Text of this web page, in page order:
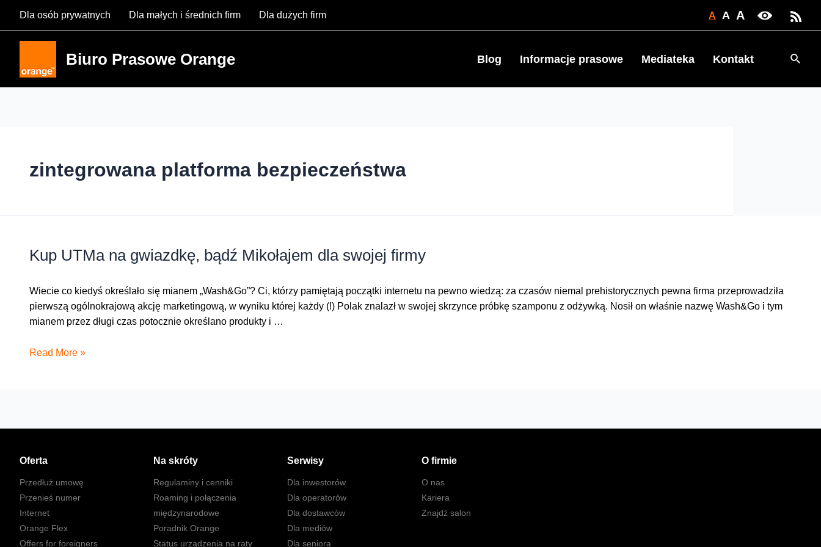
Dla osób prywatnych Dla małych i średnich firm Dla dużych firm A A A
Biuro Prasowe Orange Blog Informacje prasowe Mediateka Kontakt
zintegrowana platforma bezpieczeństwa
Kup UTMa na gwiazdkę, bądź Mikołajem dla swojej firmy
Wiecie co kiedyś określało się mianem „Wash&Go”? Ci, którzy pamiętają początki internetu na pewno wiedzą: za czasów niemal prehistorycznych pewna firma przeprowadziła
pierwszą ogólnokrajową akcję marketingową, w wyniku której każdy (!) Polak znalazł w swojej skrzynce próbkę szamponu z odżywką. Nosił on właśnie nazwę Wash&Go i tym
mianem przez długi czas potocznie określano produkty i …
Kup
Mikołajem
swojej
Read More »
Oferta
Przedłuż umowę
Przenieś numer
Internet
Orange Flex
Offers for foreigners
Na skróty
Regulaminy i cenniki
Roaming i połączenia
międzynarodowe
Poradnik Orange
Status urządzenia na raty
Serwisy
Dla inwestorów
Dla operatorów
Dla dostawców
Dla mediów
Dla seniora
O firmie
O nas
Kariera
Znajdź salon